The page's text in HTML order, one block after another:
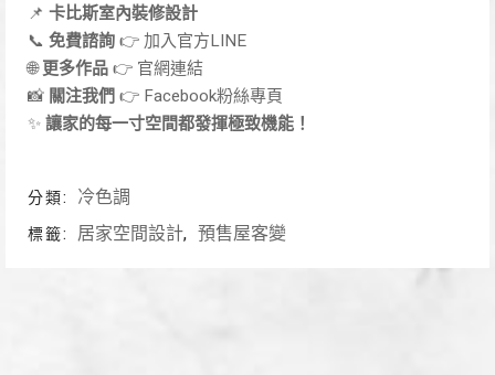
📌卡比斯室內裝修設計
📞免費諮詢👉 加入官方LINE
🌐更多作品👉 官網連結
📸 關注我們👉 Facebook粉絲專頁
✨讓家的每一寸空間都發揮極致機能！
分類: 冷色調
標籤: 居家空間設計, 預售屋客變